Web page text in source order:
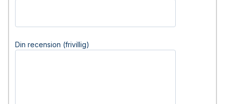
Din recension (frivillig)